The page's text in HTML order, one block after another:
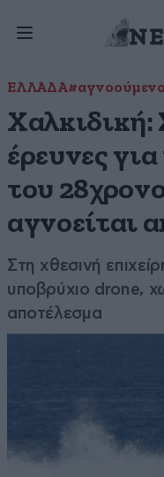
ΕΛΛΑΔΑ
Χαλκιδική:
έρευνες
του
αγνοείται
Στη χθεσινή
υποβρύχιο drone,
αποτέλεσμα